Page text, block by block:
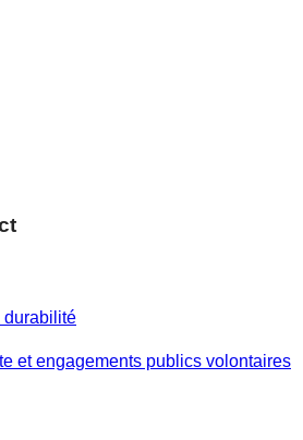
durabilité
et engagements publics volontaires